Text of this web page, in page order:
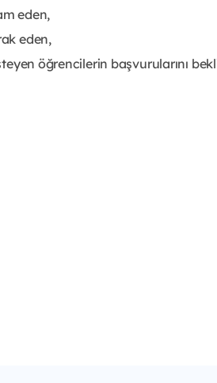
eden,
eden,
öğrencilerin başvurularını